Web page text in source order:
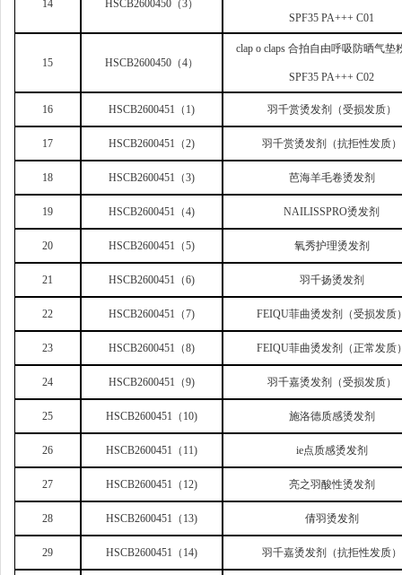
14 HSCB2600450 （3）
SPF35 PA+++ C01
15 HSCB2600450 （4）
clap o claps 合拍自由呼吸防晒气垫
SPF35 PA+++ C02
16 HSCB2600451 （1) 羽千赏烫发剂（受损发质）
17 HSCB2600451 （2) 羽千赏烫发剂（抗拒性发质）
18 HSCB2600451 （3) 芭海羊毛卷烫发剂
19 HSCB2600451 （4) NAILISSPRO烫发剂
20 HSCB2600451 （5) 氧秀护理烫发剂
21 HSCB2600451 （6) 羽千扬烫发剂
22 HSCB2600451 （7) FEIQU菲曲烫发剂（受损发质
23 HSCB2600451 （8) FEIQU菲曲烫发剂（正常发质
24 HSCB2600451 （9) 羽千嘉烫发剂（受损发质）
25 HSCB2600451 （10) 施洛德质感烫发剂
26 HSCB2600451 （11) ie点质感烫发剂
27 HSCB2600451 （12) 亮之羽酸性烫发剂
28 HSCB2600451 （13) 倩羽烫发剂
29 HSCB2600451 （14) 羽千嘉烫发剂（抗拒性发质）